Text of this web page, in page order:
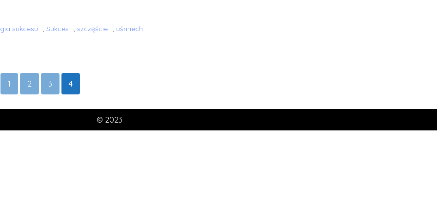
sukcesu , Sukces , szczęście , uśmiech
1 2 3 4
© 2023